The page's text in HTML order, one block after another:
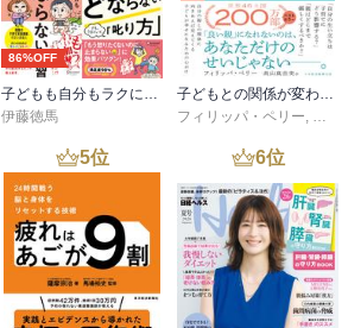
86%OFF
子どもも自分もラクになる どならない練習＋どならない叱り方【2冊合本版】
伊藤徳馬
子どもとの関係が変わる自分の親に読んでほしかった本
フィリッパ・ペリー, 高山
5位 6位